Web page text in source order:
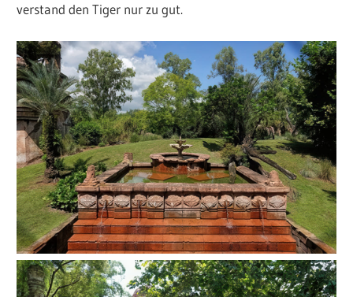
verstand den Tiger nur zu gut.